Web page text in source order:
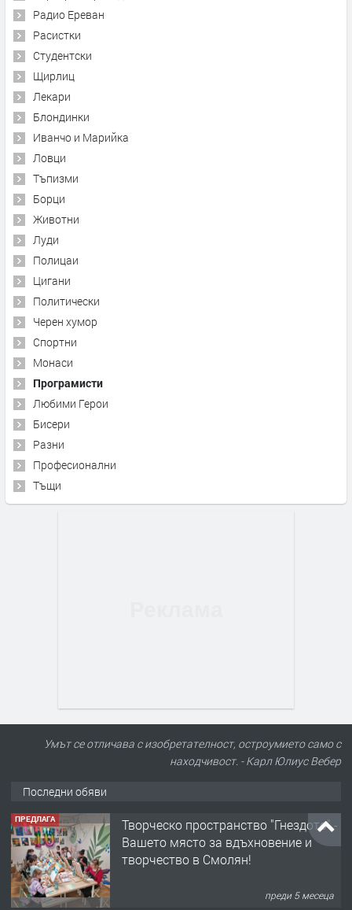
Радио Ереван
Расистки
Студентски
Щирлиц
Лекари
Блондинки
Иванчо и Марийка
Ловци
Тъпизми
Борци
Животни
Луди
Полицаи
Цигани
Политически
Черен хумор
Спортни
Монаси
Програмисти
Любими Герои
Бисери
Разни
Професионални
Тъщи
Умът се отличава с изобретателност, остроумието само с
находчивост. - Карл Юлиус Вебер
Последни обяви
ПРЕДЛАГА
Творческо пространство "Гнездото" -
Вашето място за вдъхновение и
творчество в Смолян!
преди 5 месеца